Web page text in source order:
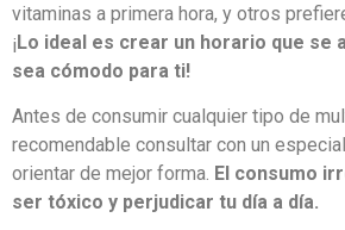
vitaminas a primera hora, y otros
¡Lo ideal es crear un horario que se
sea cómodo para ti!
Antes de consumir cualquier tipo de
recomendable consultar con un
orientar de mejor forma. El consumo
ser tóxico y perjudicar tu día a día.